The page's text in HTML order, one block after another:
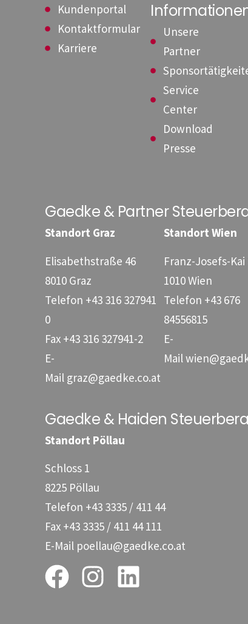
Kundenportal
Kontaktformular
Karriere
Unsere
Partner
Service
Center
Download
Presse
Gaedke & Partner
Standort Graz
Elisabethstraße 46
8010 Graz
Telefon +43 316 327941
0
Fax +43 316 327941-2
E-
Mail graz@gaedke.co.at
Standort Wien
Franz-Josefs-Kai
1010 Wien
Telefon +43 676
84556815
E-
Mail
Gaedke & Haiden
Standort Pöllau
Schloss 1
8225 Pöllau
Telefon +43 3335 / 411 44
Fax +43 3335 / 411 44 111
E-Mail poellau@gaedke.co.at